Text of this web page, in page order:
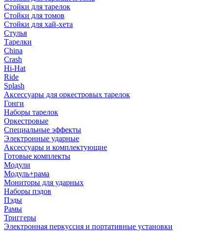
Стойки для тарелок
Стойки для томов
Стойки для хай-хета
Стулья
Тарелки
China
Crash
Hi-Hat
Ride
Splash
Аксессуары для оркестровых тарелок
Гонги
Наборы тарелок
Оркестровые
Специальные эффекты
Электронные ударные
Аксессуары и комплектующие
Готовые комплекты
Модули
Модуль+рама
Мониторы для ударных
Наборы пэдов
Пэды
Рамы
Триггеры
Электронная перкуссия и портативные установки